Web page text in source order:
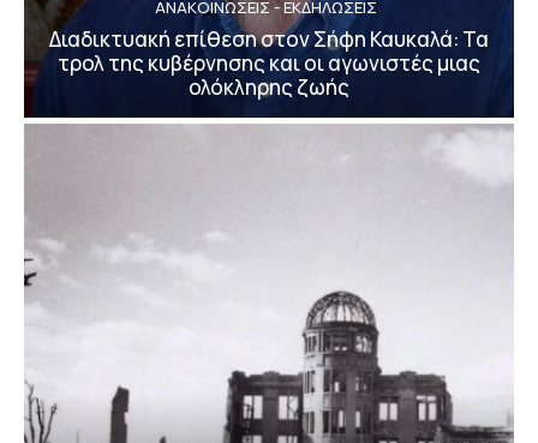
ΑΝΑΚΟΙΝΩΣΕΙΣ - ΕΚΔΗΛΩΣΕΙΣ
Διαδικτυακή επίθεση στον Σήφη Καυκαλά: Τα
τρολ της κυβέρνησης και οι αγωνιστές μιας
ολόκληρης ζωής